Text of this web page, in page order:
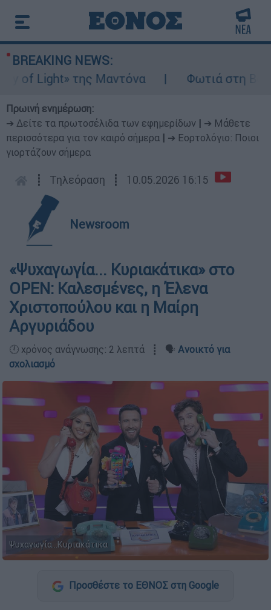
BREAKING NEWS:
Light» της Μαντόνα
Φωτιά στη
Πρωινή ενημέρωση:
➔ Δείτε τα πρωτοσέλιδα των εφημερίδων
➔ Μάθετε
περισσότερα για τον καιρό σήμερα
➔ Εορτολόγιο: Ποιοι
γιορτάζουν σήμερα
┋ Τηλεόραση ┋ 10.05.2026 16:15
Newsroom
«Ψυχαγωγία... Κυριακάτικα» στο
OPEN: Καλεσμένες, η Έλενα
Χριστοπούλου και η Μαίρη
Αργυριάδου
🕛 χρόνος ανάγνωσης: 2 λεπτά ┋ 🗣️ Ανοικτό για
σχολιασμό
Ψυχαγωγία...Κυριακάτικα
Προσθέστε το ΕΘΝΟΣ στη Google